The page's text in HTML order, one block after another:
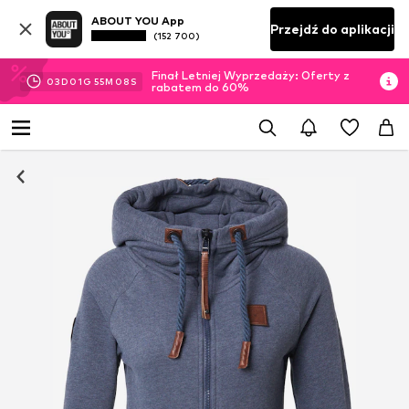
ABOUT YOU App
(152 700) Przejdź do aplikacji
03D 01 G 55M 07 S
Finał Letniej Wyprzedaży: Oferty z
rabatem do 60%